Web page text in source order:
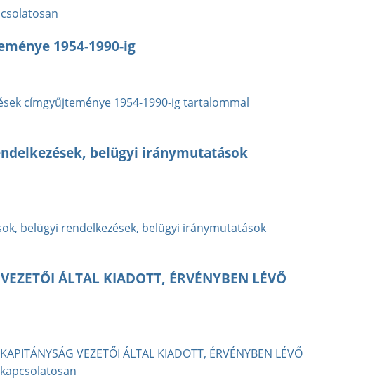
1954-1990-ig
címgyűjteménye 1954-1990-ig tartalommal
belügyi iránymutatások
belügyi rendelkezések, belügyi iránymutatások
ÁLTAL KIADOTT, ÉRVÉNYBEN LÉVŐ
VEZETŐI ÁLTAL KIADOTT, ÉRVÉNYBEN LÉVŐ